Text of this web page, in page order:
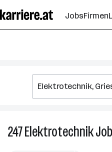
Seiteninhalt
springen
JobsFirmen
247Elektrotechnik